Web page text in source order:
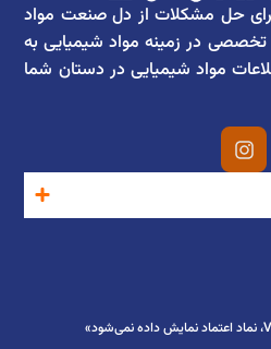
برای حل مشکلات از دل صنعت مواد
در زمینه مواد شیمیایی به
مواد شیمیایی در دستان شما